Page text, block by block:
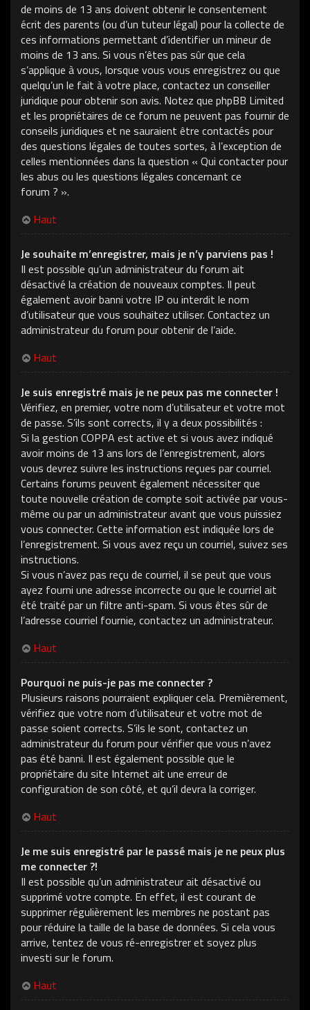
de moins de 13 ans doivent obtenir le consentement
écrit des parents (ou d’un tuteur légal) pour la collecte de
ces informations permettant d’identifier un mineur de
moins de 13 ans. Si vous n’êtes pas sûr que cela
s’applique à vous, lorsque vous vous enregistrez ou que
quelqu’un le fait à votre place, contactez un conseiller
juridique pour obtenir son avis. Notez que phpBB Limited
et les propriétaires de ce forum ne peuvent pas fournir de
conseils juridiques et ne sauraient être contactés pour
des questions légales de toutes sortes, à l’exception de
celles mentionnées dans la question « Qui contacter pour
les abus ou les questions légales concernant ce
forum ? ».
Haut
Je souhaite m’enregistrer, mais je n’y parviens pas !
Il est possible qu’un administrateur du forum ait
désactivé la création de nouveaux comptes. Il peut
également avoir banni votre IP ou interdit le nom
d’utilisateur que vous souhaitez utiliser. Contactez un
administrateur du forum pour obtenir de l’aide.
Haut
Je suis enregistré mais je ne peux pas me connecter !
Vérifiez, en premier, votre nom d’utilisateur et votre mot
de passe. S’ils sont corrects, il y a deux possibilités :
Si la gestion COPPA est active et si vous avez indiqué
avoir moins de 13 ans lors de l’enregistrement, alors
vous devrez suivre les instructions reçues par courriel.
Certains forums peuvent également nécessiter que
toute nouvelle création de compte soit activée par vous-
même ou par un administrateur avant que vous puissiez
vous connecter. Cette information est indiquée lors de
l’enregistrement. Si vous avez reçu un courriel, suivez ses
instructions.
Si vous n’avez pas reçu de courriel, il se peut que vous
ayez fourni une adresse incorrecte ou que le courriel ait
été traité par un filtre anti-spam. Si vous êtes sûr de
l’adresse courriel fournie, contactez un administrateur.
Haut
Pourquoi ne puis-je pas me connecter ?
Plusieurs raisons pourraient expliquer cela. Premièrement,
vérifiez que votre nom d’utilisateur et votre mot de
passe soient corrects. S’ils le sont, contactez un
administrateur du forum pour vérifier que vous n’avez
pas été banni. Il est également possible que le
propriétaire du site Internet ait une erreur de
configuration de son côté, et qu’il devra la corriger.
Haut
Je me suis enregistré par le passé mais je ne peux plus
me connecter ?!
Il est possible qu’un administrateur ait désactivé ou
supprimé votre compte. En effet, il est courant de
supprimer régulièrement les membres ne postant pas
pour réduire la taille de la base de données. Si cela vous
arrive, tentez de vous ré-enregistrer et soyez plus
investi sur le forum.
Haut